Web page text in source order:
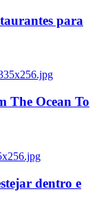
para
The Ocean To
dentro e